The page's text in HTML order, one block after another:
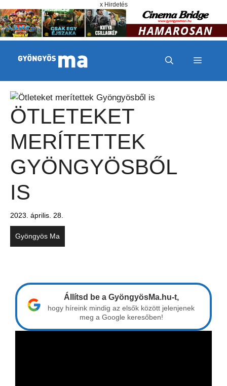
x Hirdetés
MENÜ
ÖTLETEKET
MERÍTETTEK
GYÖNGYÖSBŐL
IS
2023. április. 28.
Gyöngyös Ma
Állítsd be a GyöngyösMa.hu-t,
hogy híreink mindig az elsők között jelenjenek
meg a Google keresőben!